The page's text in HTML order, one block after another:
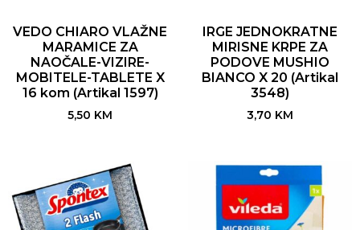
VEDO CHIARO VLAŽNE
MARAMICE ZA
NAOČALE-VIZIRE-
MOBITELE-TABLETE X
16 kom (Artikal 1597)
5,50 KM
IRGE JEDNOKRATNE
MIRISNE KRPE ZA
PODOVE MUSHIO
BIANCO X 20 (Artikal
3548)
3,70 KM